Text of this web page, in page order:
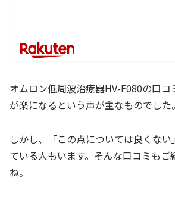
オムロン低周波治療器HV-F080の口
が楽になるという声が主なものでした。
しかし、「この点については良くな
ている人もいます。そんな口コミもご
ね。